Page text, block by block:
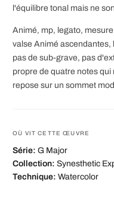
l'équilibre tonal mais ne
Animé, mp, legato,
valse Animé
pas de sub-grave, pas
propre de quatre notes
repose sur un sommet
OÙ VIT CETTE ŒUVRE
Série: G Major
Collection: Synesthetic
Technique: Watercolor